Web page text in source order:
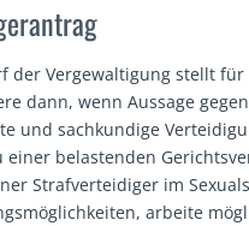
der Vergewaltigung stellt
dann, wenn Aussage
und sachkundige
einer belastenden
Strafverteidiger im
arbeite